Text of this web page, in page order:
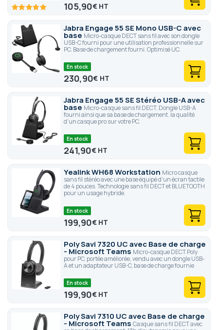
100 100 105,90€
Jabra Engage 55 SE Mono USB-C avec
base Micro-casque DECT sans fil avec son dongle
USB-C fourni pour une utilisation professionnelle sur
PC. Base de chargement fourni. Optimisé UC.
En stock
230,90€
Jabra Engage 55 SE Stéréo USB-A avec
base Micro-casque sans fil DECT. Dongle USB-A
fourni ainsi que sa base de chargement. la qualité
d'un casque pro sur votre PC.
En stock
241,90€
Yealink WH68 Workstation Micro casque
sans fil stéréo avec une base équipé d'un écran tactile
de 4 pouces. Technologie sans fil DECT et BLUETOOTH
pour un usage hybride.
En stock
199,90€
Poly Savi 7320 UC avec Base de charge
- Microsoft Teams Micro-casque DECT Poly
pour PC, portée améliorée, vendu avec un dongle USB-
A et un adaptateur USB-C, base de charge fournie
En stock
199,90€
Poly Savi 7310 UC avec Base de charge
- Microsoft Teams Casque sans fil DECT avec